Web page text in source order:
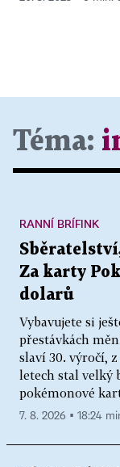
Téma:
Za karty
dolarů
Vybavujete si
přestávkách
slaví 30. výročí,
letech stal velký
pokémonové
RANNÍ BRÍFINK
7. 8. 2026 ▪ 18:24